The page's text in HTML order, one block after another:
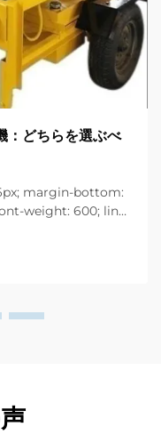
：どちらを選ぶべ
margin-bottom:
weight: 600; line-
!important; font-